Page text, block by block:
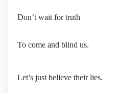
Don’t wait for truth
To come and blind us.
Let’s just believe their lies.